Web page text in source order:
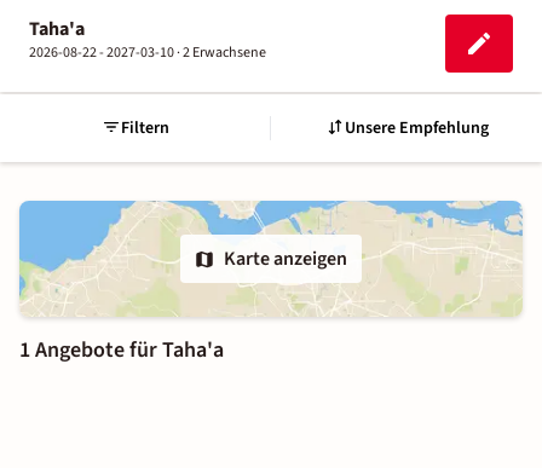
Taha'a
2026-08-22 - 2027-03-10 ·2 Erwachsene
Filtern Unsere Empfehlung
Karte anzeigen
1 Angebote für Taha'a